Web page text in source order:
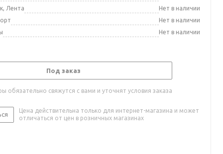
Лента
Нет в наличии
Нет в наличии
Нет в наличии
Под заказ
обязательно свяжутся с вами и уточнят условия заказа
Цена действительна только для интернет-магазина и может
отличаться от цен в розничных магазинах